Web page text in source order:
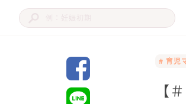
# 育児
【